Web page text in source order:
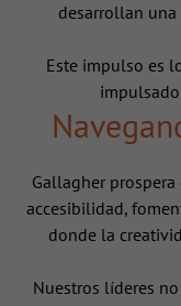
desarrollan una
Este impulso es
Gallagher
accesibilidad,
donde la
Nuestros líderes